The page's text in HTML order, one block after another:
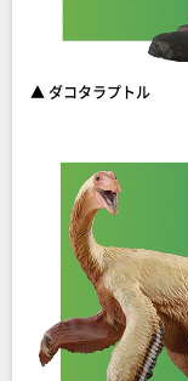
▲ ダコタラプトル